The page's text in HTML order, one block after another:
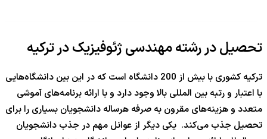
تحصیل در رشته مهندسی ژئوفیزیک در ترکیه
ترکیه کشوری با بیش از 200 دانشگاه است که در این بین دانشگاه‌هایی
با اعتبار و رتبه بین المللی بالا وجود دارد و با ارائه برنامه‌های آموشی
متعدد و هزینه‌های مقرون به صرفه هرساله دانشجویان بسیاری را برای
تحصیل جذب می‌کند. یکی دیگر از عوانل مهم در جذب دانشجویان